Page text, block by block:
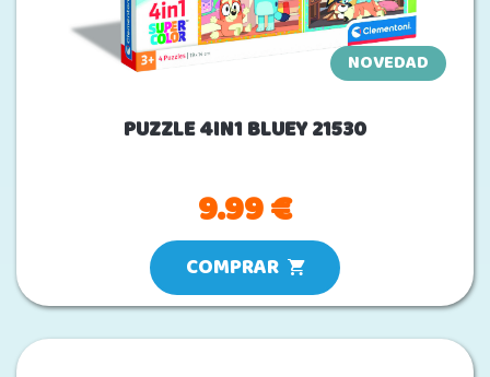
NOVEDAD
PUZZLE 4IN1 BLUEY 21530
9.99 €
COMPRAR